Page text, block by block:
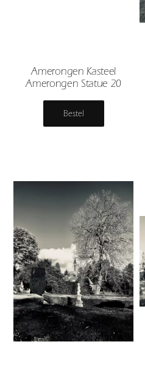
Amerongen Kasteel
Amerongen Statue 20
Bestel